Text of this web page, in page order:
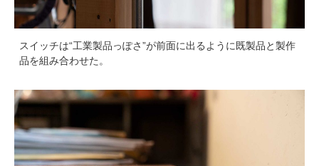
スイッチは“工業製品っぽさ”が前面に出るように既製品と製作
品を組み合わせた。